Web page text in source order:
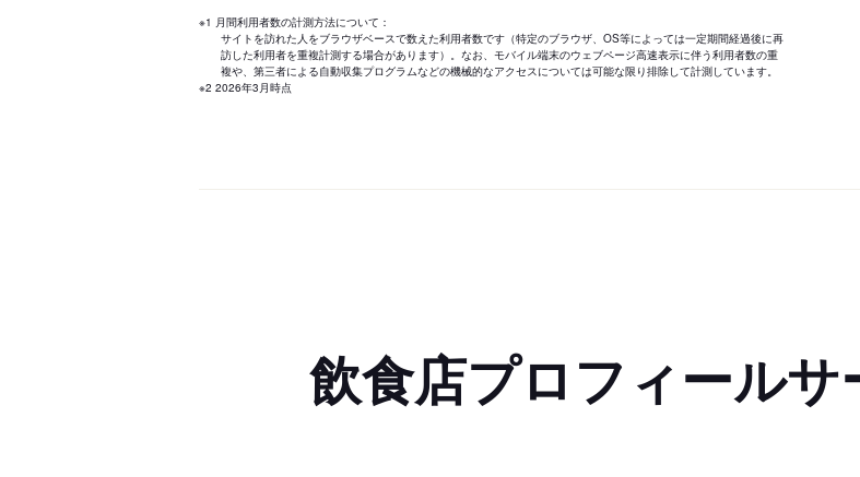
※1 月間利用者数の計測方法について：
サイトを訪れた人をブラウザベースで数えた利用者数です（特定のブラウザ、OS等によっては一定期間経過後に再
訪した利用者を重複計測する場合があります）。なお、モバイル端末のウェブページ高速表示に伴う利用者数の重
複や、第三者による自動収集プログラムなどの機械的なアクセスについては可能な限り排除して計測しています。
※2 2026年3月時点
飲食店プロフィールサ